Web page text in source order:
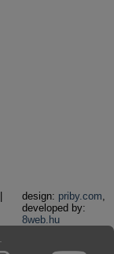
design: priby.com
developed by:
8web.hu